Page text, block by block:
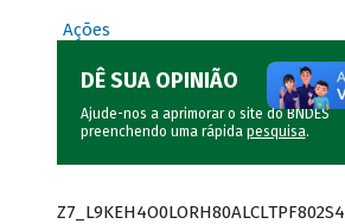
Ações
DÊ SUA OPINIÃO
Ajude-nos a aprimorar o site do BNDES
preenchendo uma rápida pesquisa.
Z7_L9KEH4O0LORH80ALCLTPF802S4